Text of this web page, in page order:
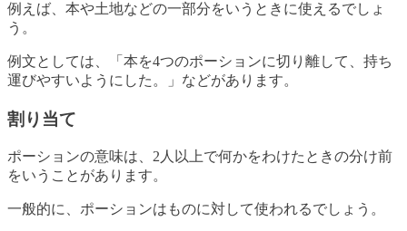
例えば、本や土地などの一部分をいうときに使えるでしょ
う。
例文としては、「本を4つのポーションに切り離して、持ち
運びやすいようにした。」などがあります。
割り当て
ポーションの意味は、2人以上で何かをわけたときの分け前
をいうことがあります。
一般的に、ポーションはものに対して使われるでしょう。